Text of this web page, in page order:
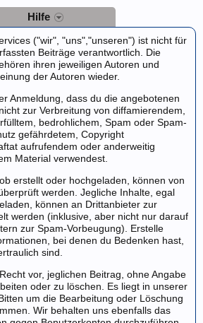
Hilfe
("wir", "uns","unseren") ist nicht für
Beiträge verantwortlich. Die
ihren jeweiligen Autoren und
der Autoren wieder.
Anmeldung, dass du die angebotenen
zur Verbreitung von diffamierendem,
bedrohlichem, Spam oder Spam-
gefährdetem, Copyright
aufrufendem oder anderweitig
Material verwendest.
erstellt oder hochgeladen, können von
werden. Jegliche Inhalte, egal
können an Drittanbieter zur
werden (inklusive, aber nicht nur darauf
zur Spam-Vorbeugung). Erstelle
bei denen du Bedenken hast,
sind.
vor, jeglichen Beitrag, ohne Angabe
oder zu löschen. Es liegt in unserer
um die Bearbeitung oder Löschung
Wir behalten uns ebenfalls das